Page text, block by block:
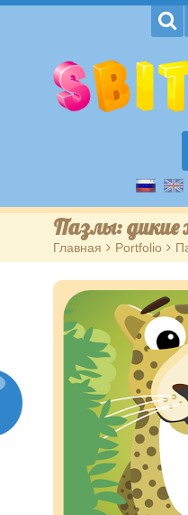
Главная
Пазлы
На
Пазлы:
Главная > Portfolio >